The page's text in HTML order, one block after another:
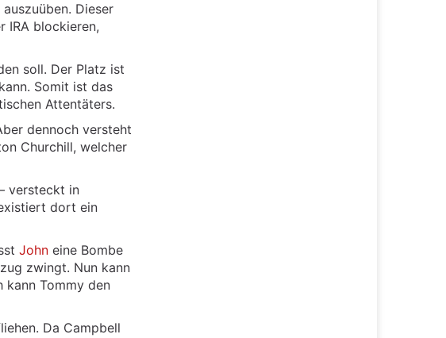
Dieser
IRA blockieren,
soll. Der Platz ist
Somit ist das
Attentäters.
dennoch versteht
Churchill, welcher
versteckt in
dort ein
John eine Bombe
zwingt. Nun kann
kann Tommy den
Da Campbell